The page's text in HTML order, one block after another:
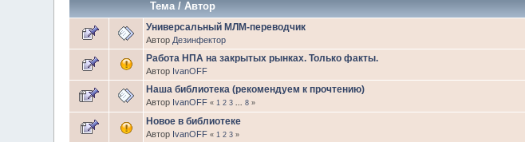
Тема/Автор
Универсальный МЛМ-переводчик
Автор Дезинфектор
Работа НПА на закрытых рынках. Только факты.
Автор IvanOFF
Наша библиотека (рекомендуем к прочтению)
Автор IvanOFF «1 2 3 ...8 »
Новое в библиотеке
Автор IvanOFF «1 2 3 »